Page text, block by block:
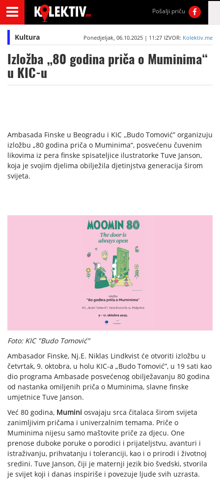
Pošalji priču
Kultura Ponedjeljak, 06.10.2025 | 11:27 IZVOR: Kolektiv.me
Izložba „80 godina priča o Muminima“
u KIC-u
Ambasada Finske u Beogradu i KIC ,,Budo Tomović” organizuju
izložbu „80 godina priča o Muminima“, posvećenu čuvenim
likovima iz pera finske spisateljice ilustratorke Tuve Janson,
koja je svojim djelima obilježila djetinjstva generacija širom
svijeta.
Foto: KIC "Budo Tomović"
Ambasador Finske, Nj.E. Niklas Lindkvist će otvoriti izložbu u
četvrtak, 9. oktobra, u holu KIC-a „Budo Tomović”, u 19 sati kao
dio programa Ambasade posvećenog obilježavanju 80 godina
od nastanka omiljenih priča o Muminima, slavne finske
umjetnice Tuve Janson.
Već 80 godina, Mumini osvajaju srca čitalaca širom svijeta
zanimljivim pričama i univerzalnim temama. Priče o
Muminima nijesu samo maštovite priče za djecu. One
prenose duboke poruke o porodici i prijateljstvu, avanturi i
istraživanju, prihvatanju i toleranciji, kao i o prirodi i životnoj
sredini. Tuve Janson, čiji je maternji jezik bio švedski, stvorila
je svijet koji i danas inspiriše i povezuje ljude svih uzrasta.